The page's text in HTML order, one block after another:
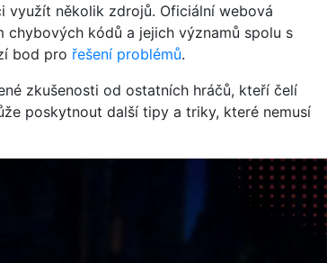
využít několik zdrojů. Oficiální webová
kódů a jejich významů spolu s
bod pro řešení problémů.
zkušenosti od ostatních hráčů, kteří čelí
poskytnout další tipy a triky, které nemusí